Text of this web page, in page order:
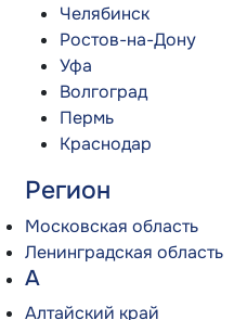
Челябинск
Ростов-на-Дону
Уфа
Волгоград
Пермь
Краснодар
Регион
Московская область
Ленинградская область
А
Алтайский край